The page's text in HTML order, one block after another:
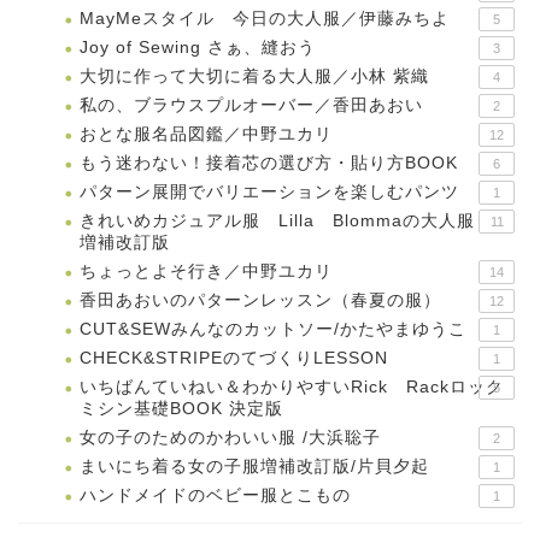
MayMeスタイル 今日の大人服／伊藤みちよ 5
Joy of Sewing さぁ、縫おう 3
大切に作って大切に着る大人服／小林 紫織 4
私の、ブラウスプルオーバー／香田あおい 2
おとな服名品図鑑／中野ユカリ 12
もう迷わない！接着芯の選び方・貼り方BOOK 6
パターン展開でバリエーションを楽しむパンツ 1
きれいめカジュアル服 Lilla Blommaの大人服
増補改訂版
11
ちょっとよそ行き／中野ユカリ 14
香田あおいのパターンレッスン（春夏の服） 12
CUT&SEWみんなのカットソー/かたやまゆうこ 1
CHECK&STRIPEのてづくりLESSON 1
いちばんていねい＆わかりやすいRick Rackロック
ミシン基礎BOOK 決定版
5
女の子のためのかわいい服 /大浜聡子 2
まいにち着る女の子服増補改訂版/片貝夕起 1
ハンドメイドのベビー服とこもの 1